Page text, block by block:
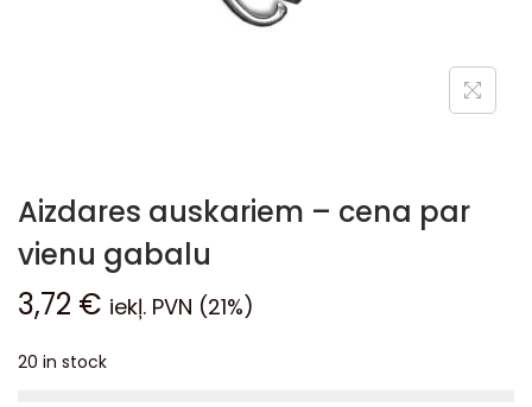
Aizdares auskariem – cena par
vienu gabalu
3,72 € iekļ. PVN (21%)
20 in stock